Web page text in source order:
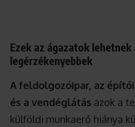
Ezek az ágazatok lehetnek
legérzékenyebbek
A feldolgozóipar, az
és a vendéglátás azok a
külföldi munkaerő hiánya